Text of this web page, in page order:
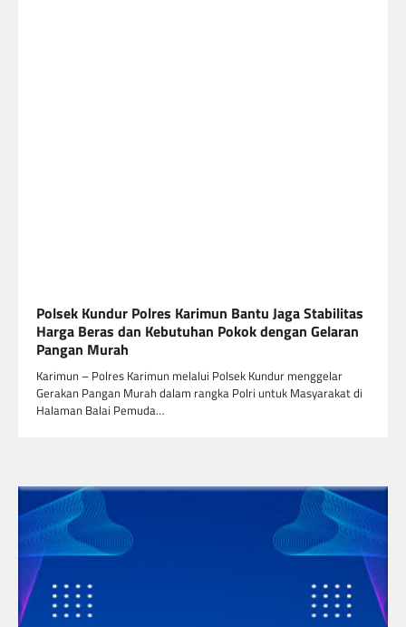
Polsek Kundur Polres Karimun Bantu Jaga Stabilitas
Harga Beras dan Kebutuhan Pokok dengan Gelaran
Pangan Murah
Karimun – Polres Karimun melalui Polsek Kundur menggelar
Gerakan Pangan Murah dalam rangka Polri untuk Masyarakat di
Halaman Balai Pemuda…